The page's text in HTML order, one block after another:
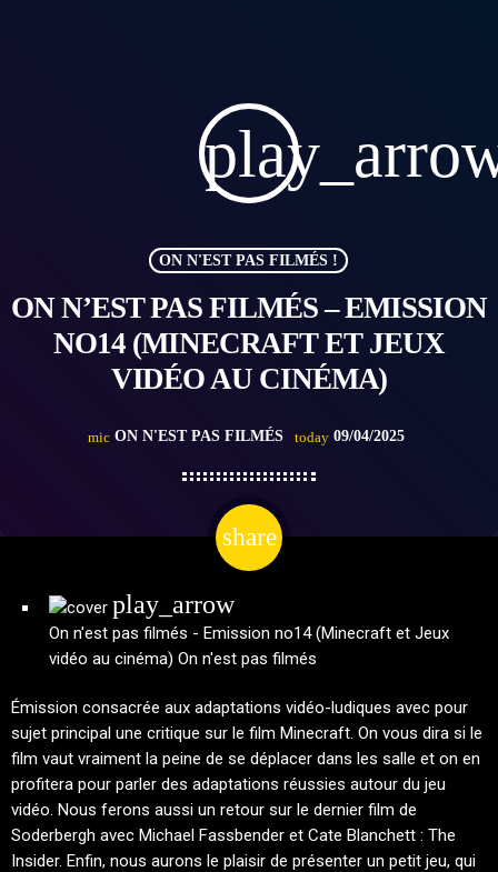
ON N'EST PAS FILMÉS !
ON N’EST PAS FILMÉS – EMISSION
NO14 (MINECRAFT ET JEUX
VIDÉO AU CINÉMA)
mic ON N'EST PAS FILMÉS today 09/04/2025
share
email
play_arrow
On n'est pas filmés - Emission no14 (Minecraft et Jeux
vidéo au cinéma) On n'est pas filmés
Émission consacrée aux adaptations vidéo-ludiques avec pour
sujet principal une critique sur le film Minecraft. On vous dira si le
film vaut vraiment la peine de se déplacer dans les salle et on en
profitera pour parler des adaptations réussies autour du jeu
vidéo. Nous ferons aussi un retour sur le dernier film de
Soderbergh avec Michael Fassbender et Cate Blanchett : The
Insider. Enfin, nous aurons le plaisir de présenter un petit jeu, qui